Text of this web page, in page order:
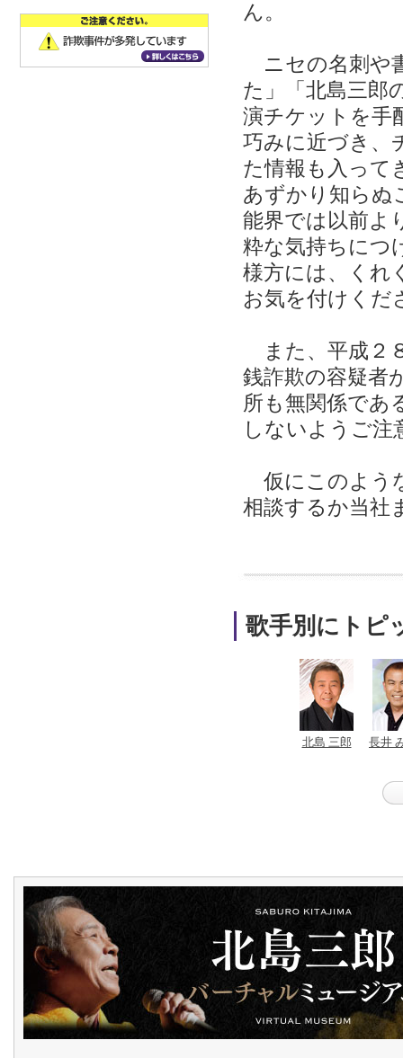
ん。
ニセの名刺や
た」「北島三郎
演チケットを手
巧みに近づき、
た情報も入って
あずかり知らぬ
能界では以前よ
粋な気持ちにつ
様方には、くれ
お気を付けくだ
また、平成２
銭詐欺の容疑者
所も無関係であ
しないようご注
仮にこのよう
相談するか当社
歌手別にトピ
北島 三郎 長井